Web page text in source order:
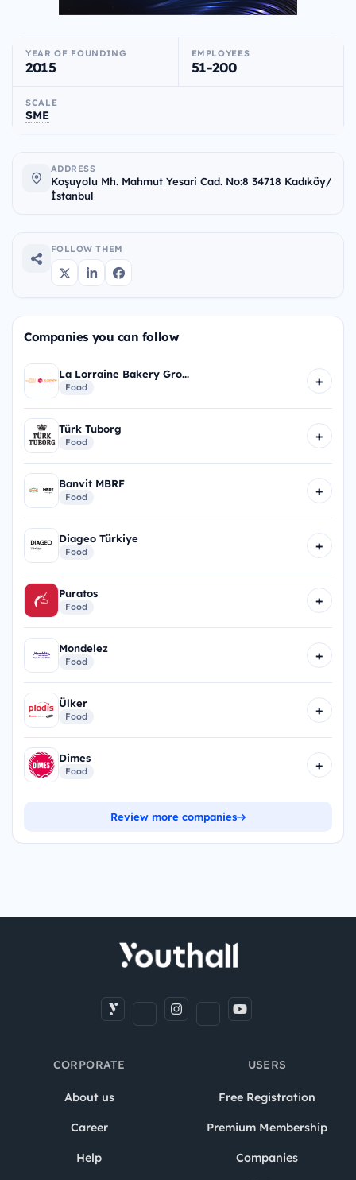
YEAR OF FOUNDING
2015
EMPLOYEES
51-200
SCALE
SME
ADDRESS
Koşuyolu Mh. Mahmut Yesari Cad. No:8 34718 Kadıköy/
İstanbul
FOLLOW THEM
Companies you can follow
La Lorraine Bakery Gro...
Food +
Türk Tuborg
Food +
Banvit MBRF
Food +
Diageo Türkiye
Food +
Puratos
Food +
Mondelez
Food +
Ülker
Food +
Dimes
Food +
Review more companies
CORPORATE
About us
Career
Help
USERS
Free Registration
Premium Membership
Companies